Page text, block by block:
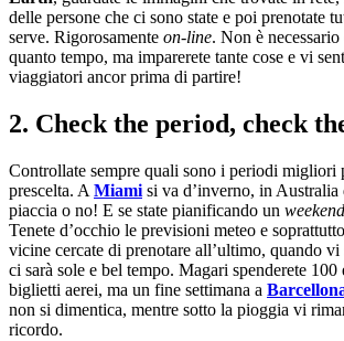
delle persone che ci sono state e poi prenotate
serve. Rigorosamente on-line. Non è
quanto tempo, ma imparerete tante cose e vi
viaggiatori ancor prima di partire!
2. Check the period, check
Controllate sempre quali sono i periodi migliori
prescelta. A Miami si va d’inverno, in Australia
piaccia o no! E se state pianificando un weekend
Tenete d’occhio le previsioni meteo e
vicine cercate di prenotare all’ultimo, quando vi
ci sarà sole e bel tempo. Magari spenderete
biglietti aerei, ma un fine settimana a
non si dimentica, mentre sotto la pioggia vi
ricordo.